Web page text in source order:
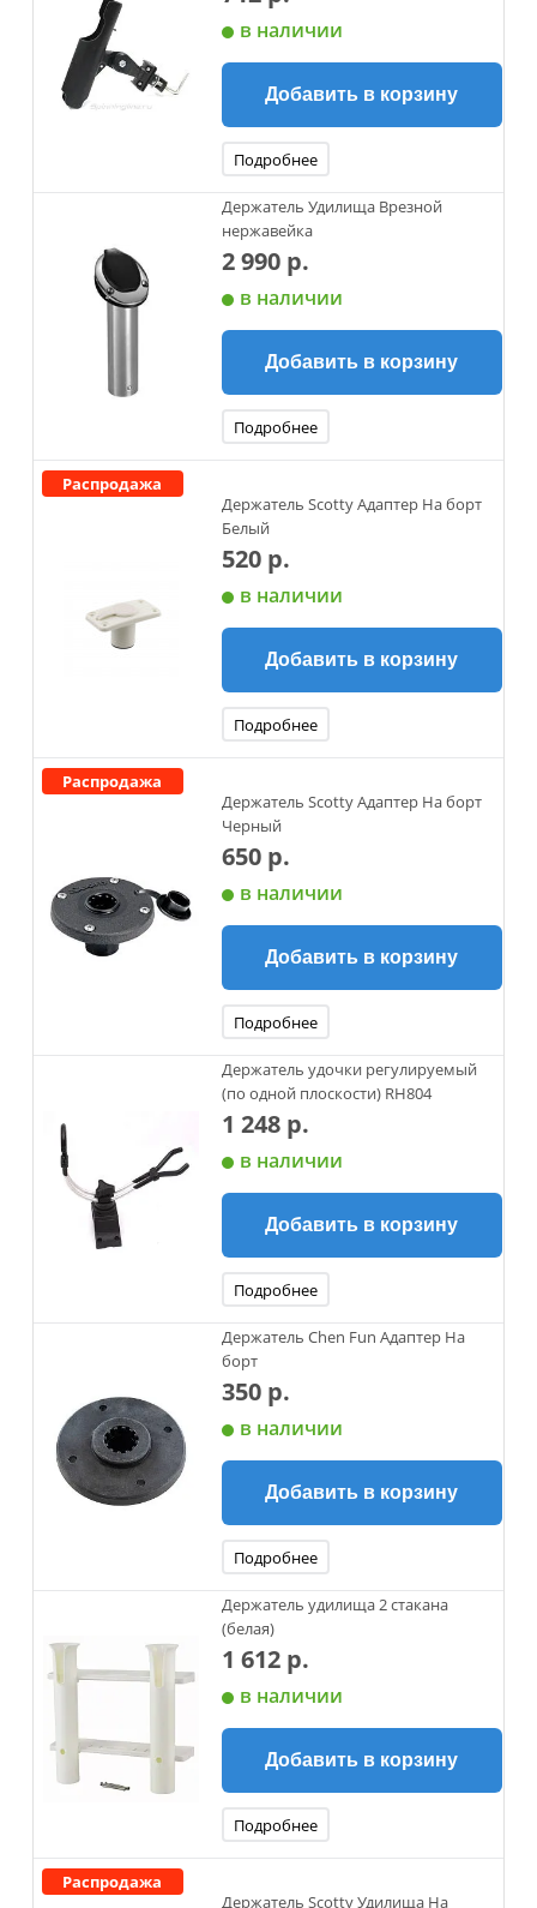
в наличии
Добавить в корзину
Подробнее
Держатель Удилища Врезной
нержавейка
2 990 р.
в наличии
Добавить в корзину
Подробнее
Распродажа
Держатель Scotty Адаптер На борт
Белый
520 р.
в наличии
Добавить в корзину
Подробнее
Распродажа
Держатель Scotty Адаптер На борт
Черный
650 р.
в наличии
Добавить в корзину
Подробнее
Держатель удочки регулируемый
(по одной плоскости) RH804
1 248 р.
в наличии
Добавить в корзину
Подробнее
Держатель Chen Fun Адаптер На
борт
350 р.
в наличии
Добавить в корзину
Подробнее
Держатель удилища 2 стакана
(белая)
1 612 р.
в наличии
Добавить в корзину
Подробнее
Распродажа
Держатель Scotty Удилища На